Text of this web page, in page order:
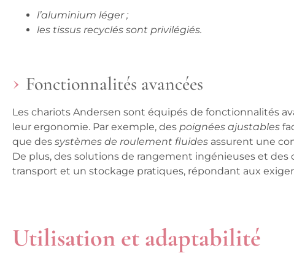
l’aluminium léger ;
les tissus recyclés sont privilégiés.
Fonctionnalités avancées
Les chariots Andersen sont équipés de fonctionnalités
leur ergonomie. Par exemple, des poignées ajustables
que des systèmes de roulement fluides assurent une
De plus, des solutions de rangement ingénieuses et
transport et un stockage pratiques, répondant aux
Utilisation et adaptabilité